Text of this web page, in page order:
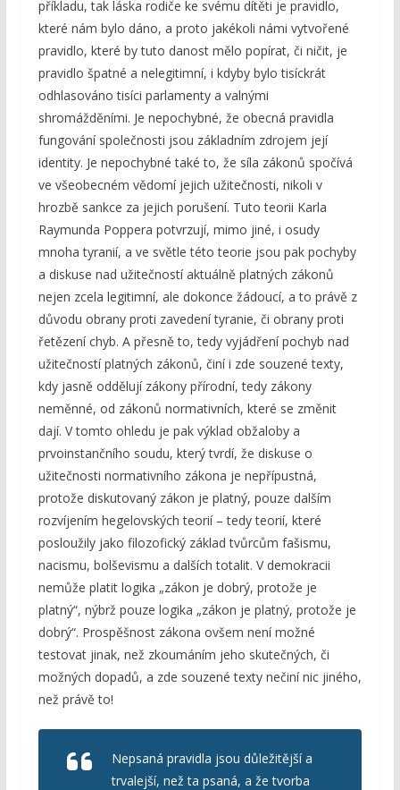
příkladu, tak láska rodiče ke svému dítěti je pravidlo,
které nám bylo dáno, a proto jakékoli námi vytvořené
pravidlo, které by tuto danost mělo popírat, či ničit, je
pravidlo špatné a nelegitimní, i kdyby bylo tisíckrát
odhlasováno tisíci parlamenty a valnými
shromážděními. Je nepochybné, že obecná pravidla
fungování společnosti jsou základním zdrojem její
identity. Je nepochybné také to, že síla zákonů spočívá
ve všeobecném vědomí jejich užitečnosti, nikoli v
hrozbě sankce za jejich porušení. Tuto teorii Karla
Raymunda Poppera potvrzují, mimo jiné, i osudy
mnoha tyranií, a ve světle této teorie jsou pak pochyby
a diskuse nad užitečností aktuálně platných zákonů
nejen zcela legitimní, ale dokonce žádoucí, a to právě z
důvodu obrany proti zavedení tyranie, či obrany proti
řetězení chyb. A přesně to, tedy vyjádření pochyb nad
užitečností platných zákonů, činí i zde souzené texty,
kdy jasně oddělují zákony přírodní, tedy zákony
neměnné, od zákonů normativních, které se změnit
dají. V tomto ohledu je pak výklad obžaloby a
prvoinstančního soudu, který tvrdí, že diskuse o
užitečnosti normativního zákona je nepřípustná,
protože diskutovaný zákon je platný, pouze dalším
rozvíjením hegelovských teorií – tedy teorií, které
posloužily jako filozofický základ tvůrcům fašismu,
nacismu, bolševismu a dalších totalit. V demokracii
nemůže platit logika „zákon je dobrý, protože je
platný“, nýbrž pouze logika „zákon je platný, protože je
dobrý“. Prospěšnost zákona ovšem není možné
testovat jinak, než zkoumáním jeho skutečných, či
možných dopadů, a zde souzené texty nečiní nic jiného,
než právě to!
Nepsaná pravidla jsou důležitější a
trvalejší, než ta psaná, a že tvorba